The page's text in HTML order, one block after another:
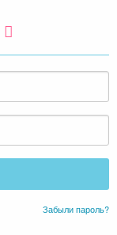
Забыли пароль?